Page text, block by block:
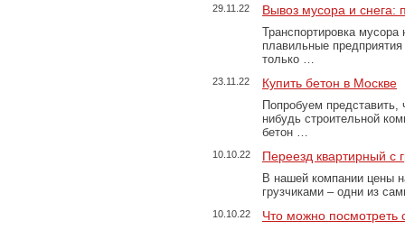
29.11.22 Вывоз мусора и
Транспортировка
плавильные
только …
23.11.22 Купить бетон в Москве
Попробуем представить,
нибудь строительной
бетон …
10.10.22 Переезд квартирный с
В нашей компании цены
грузчиками – одни из
10.10.22 Что можно посмотреть